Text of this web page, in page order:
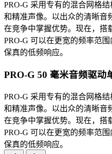
PRO-G 采用专有的混合网格
和精准声像。以出众的清晰音
在竞争中掌握优势。现在，搭
PRO-G 可以在更宽的频率范
保真的低频响应。
PRO-G 50 毫米音频驱动
PRO-G 采用专有的混合网格
和精准声像。以出众的清晰音
在竞争中掌握优势。现在，搭
PRO-G 可以在更宽的频率范
保真的低频响应。